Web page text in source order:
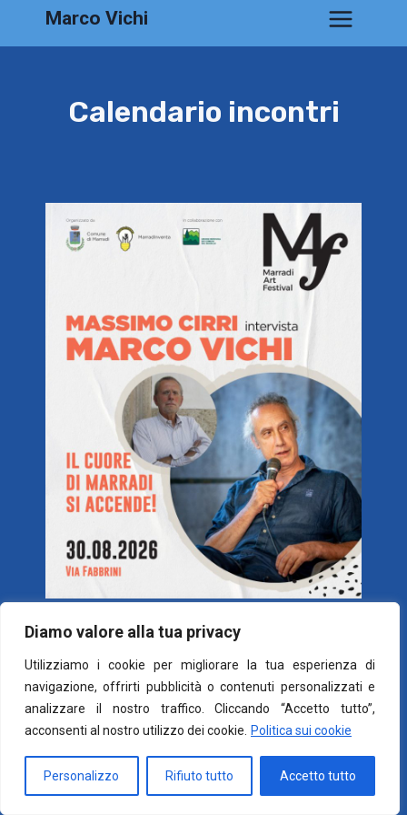
Diamo valore alla tua privacy
Utilizziamo i cookie per migliorare la tua esperienza di
navigazione, offrirti pubblicità o contenuti personalizzati e
analizzare il nostro traffico. Cliccando “Accetto tutto”,
acconsenti al nostro utilizzo dei cookie.
Politica sui cookie
Personalizzo Rifiuto tutto Accetto tutto
Marco Vichi
Calendario incontri
© 2026 Marco Vichi -Cookie e Privacy Policy